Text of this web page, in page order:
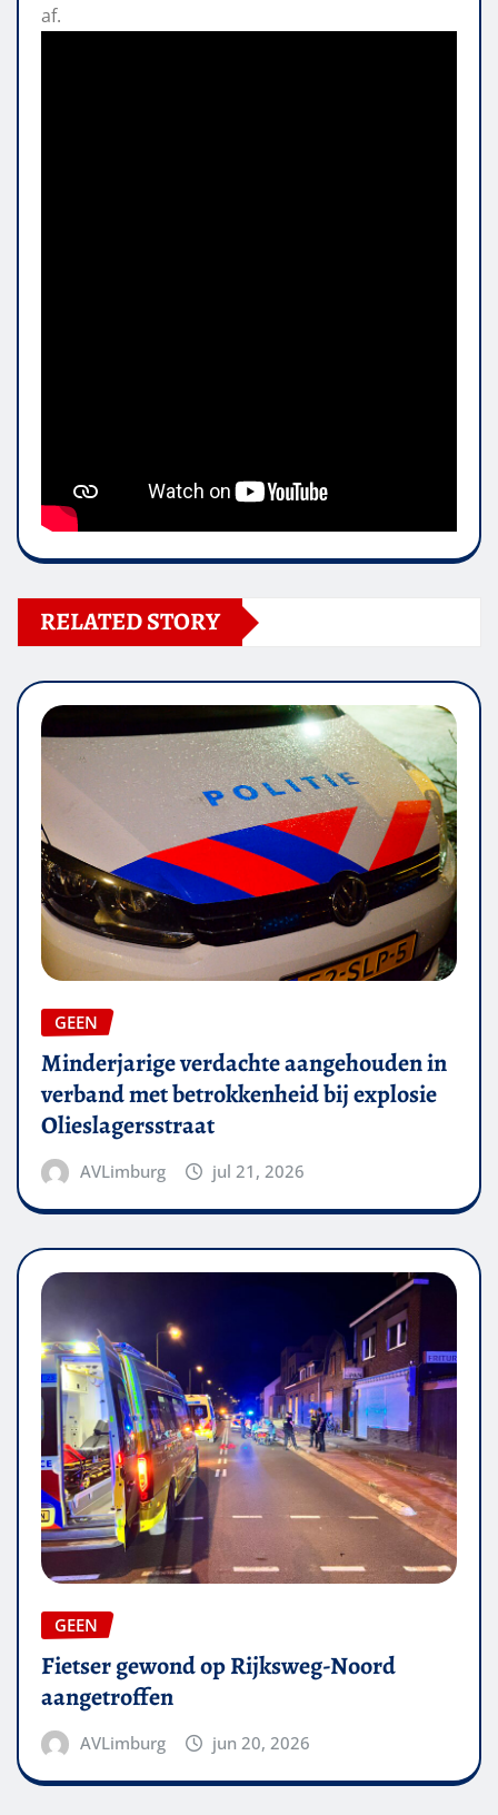
af.
RELATED STORY
GEEN
Minderjarige verdachte aangehouden in
verband met betrokkenheid bij explosie
Olieslagersstraat
AVLimburg jul 21, 2026
GEEN
Fietser gewond op Rijksweg-Noord
aangetroffen
AVLimburg jun 20, 2026